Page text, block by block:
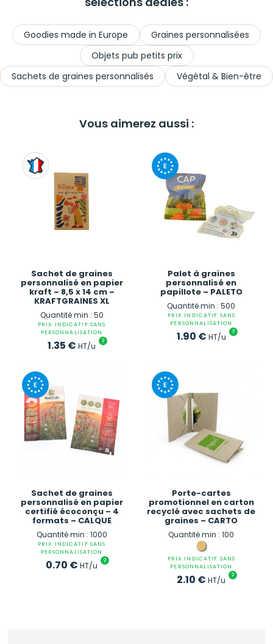
Goodies made in Europe
Graines personnalisées
Objets pub petits prix
Sachets de graines personnalisés
Végétal & Bien-être
Vous aimerez aussi :
Sachet de graines
personnalisé en papier
kraft – 8,5 x 14 cm –
KRAFTGRAINES XL
Quantité min : 50
PRIX INDICATIF SANS
PERSONNALISATION
1.35 € HT/u ?
Palet à graines
personnalisé en
papillote – PALETO
Quantité min : 500
PRIX INDICATIF SANS
PERSONNALISATION
1.90 € HT/u ?
Sachet de graines
personnalisé en papier
certifié écoconçu – 4
formats – CALQUE
Quantité min : 1000
PRIX INDICATIF SANS
PERSONNALISATION
0.70 € HT/u ?
Porte-cartes
promotionnel en carton
recyclé avec sachets de
graines – CARTO
Quantité min : 100
PRIX INDICATIF SANS
PERSONNALISATION
2.10 € HT/u ?